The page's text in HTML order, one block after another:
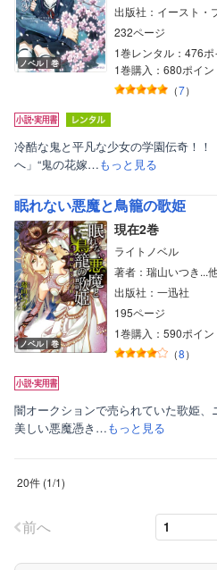
ノベル｜巻
出版社：イースト・
232ページ
1巻レンタル：476ポ
1巻購入：680ポイン
（7）
冷酷な鬼と平凡な少女の学園伝奇！
へ」“鬼の花嫁…もっと見る
眠れない悪魔と鳥籠の歌姫
ノベル｜巻
現在2巻
ライトノベル
著者：瑞山いつき...
出版社：一迅社
195ページ
1巻購入：590ポイン
（8）
闇オークションで売られていた歌姫
美しい悪魔憑き…もっと見る
20件 (1/1)
前へ